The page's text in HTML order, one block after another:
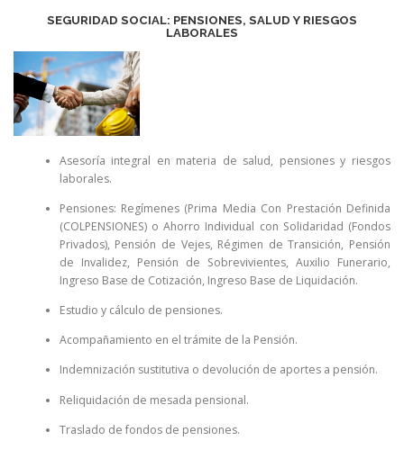
SEGURIDAD SOCIAL: PENSIONES, SALUD Y RIESGOS
LABORALES
Asesoría integral en materia de salud, pensiones y riesgos
laborales.
Pensiones: Regímenes (Prima Media Con Prestación Definida
(COLPENSIONES) o Ahorro Individual con Solidaridad (Fondos
Privados), Pensión de Vejes, Régimen de Transición, Pensión
de Invalidez, Pensión de Sobrevivientes, Auxilio Funerario,
Ingreso Base de Cotización, Ingreso Base de Liquidación.
Estudio y cálculo de pensiones.
Acompañamiento en el trámite de la Pensión.
Indemnización sustitutiva o devolución de aportes a pensión.
Reliquidación de mesada pensional.
Traslado de fondos de pensiones.